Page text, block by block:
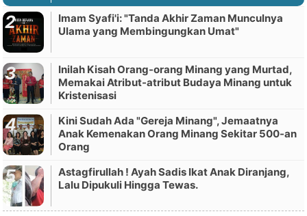
Imam Syafi'i: "Tanda Akhir Zaman Munculnya
Ulama yang Membingungkan Umat"
Inilah Kisah Orang-orang Minang yang Murtad,
Memakai Atribut-atribut Budaya Minang untuk
Kristenisasi
Kini Sudah Ada "Gereja Minang", Jemaatnya
Anak Kemenakan Orang Minang Sekitar 500-an
Orang
Astagfirullah ! Ayah Sadis Ikat Anak Diranjang,
Lalu Dipukuli Hingga Tewas.